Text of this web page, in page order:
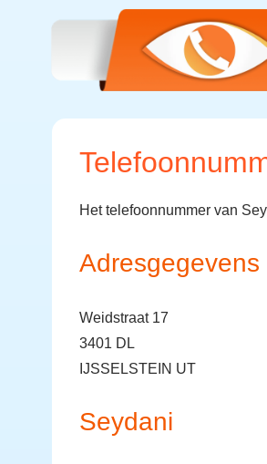
Het telefoonnummer van
Adresgegevens
Weidstraat 17
3401 DL
IJSSELSTEIN UT
Seydani